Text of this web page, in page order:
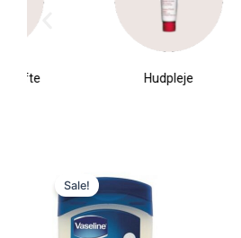
Sale!price
was:
49,00 kr..
price
is:
18,95 kr..